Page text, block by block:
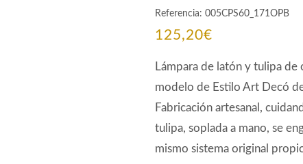
Referencia:005CPS60_171OPB
125,20€
Lámpara de latón y tulipa
modelo de Estilo Art Decó
Fabricación artesanal,
tulipa, soplada a mano, se
mismo sistema original